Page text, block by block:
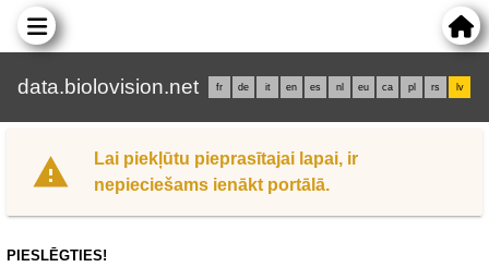
data.biolovision.net fr de it en es nl eu ca pl rs lv
Lai piekļūtu pieprasītajai lapai, ir
nepieciešams ienākt portālā.
PIESLĒGTIES!